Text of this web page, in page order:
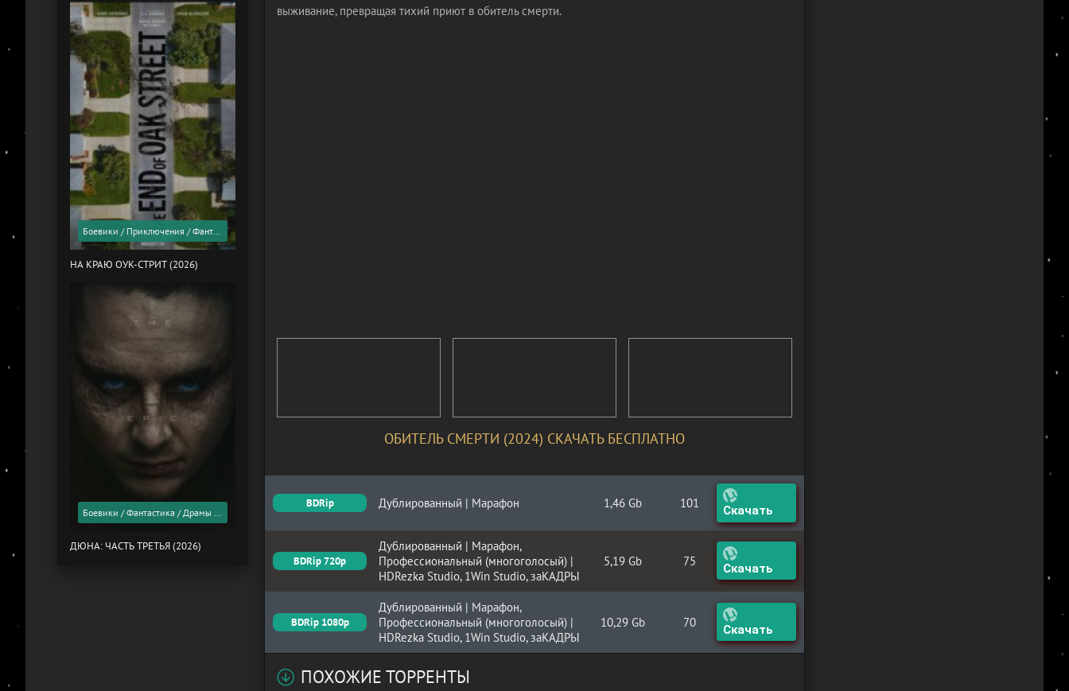
выживание, превращая тихий приют в обитель смерти.
ОБИТЕЛЬ СМЕРТИ (2024) СКАЧАТЬ БЕСПЛАТНО
BDRip Дублированный | Марафон 1,46 Gb 101 Скачать
BDRip 720p
Дублированный | Марафон,
Профессиональный (многоголосый) |
HDRezka Studio, 1Win Studio, заКАДРЫ
5,19 Gb 75 Скачать
BDRip 1080p
Дублированный | Марафон,
Профессиональный (многоголосый) |
HDRezka Studio, 1Win Studio, заКАДРЫ
10,29 Gb 70 Скачать
ПОХОЖИЕ ТОРРЕНТЫ
Боевики / Приключения / Фантастика / Фильмы 2026 года / Скоро в кино
НА КРАЮ ОУК-СТРИТ (2026)
Боевики / Фантастика / Драмы / Фильмы 2026 года / Скоро в кино
ДЮНА: ЧАСТЬ ТРЕТЬЯ (2026)